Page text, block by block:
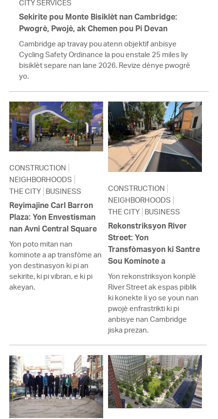
CITY SERVICES
Sekirite pou Monte Bisiklèt nan Cambridge:
Pwogrè, Pwojè, ak Chemen pou Pi Devan
Cambridge ap travay pou atenn objektif anbisye
Cycling Safety Ordinance la pou enstale 25 miles liy
bisiklèt separe nan lane 2026. Revize dènye pwogrè
yo.
CONSTRUCTION
NEIGHBORHOODS
THE CITY BUSINESS
Reyimajine Carl Barron
Plaza: Yon Envestisman
nan Avni Central Square
Yon poto mitan nan
kominote a ap transfòme an
yon destinasyon ki pi an
sekirite, ki pi vibran, e ki pi
akeyan.
CONSTRUCTION
NEIGHBORHOODS
THE CITY BUSINESS
Rekonstriksyon River
Street: Yon
Transfòmasyon ki Santre
Sou Kominote a
Yon rekonstriksyon konplè
River Street ak espas piblik
ki konekte li yo se youn nan
pwojè enfrastrikti ki pi
anbisye nan Cambridge
jiska prezan.